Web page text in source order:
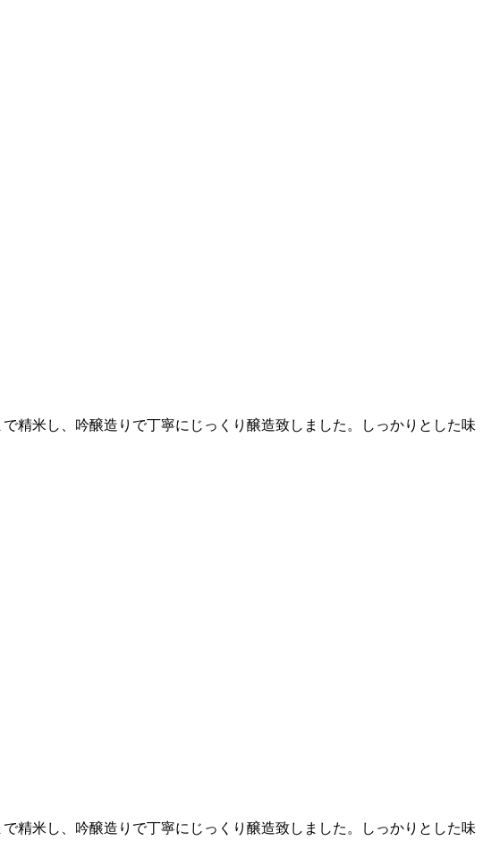
精米し、吟醸造りで丁寧にじっくり醸造致しました。しっかりとした味
精米し、吟醸造りで丁寧にじっくり醸造致しました。しっかりとした味